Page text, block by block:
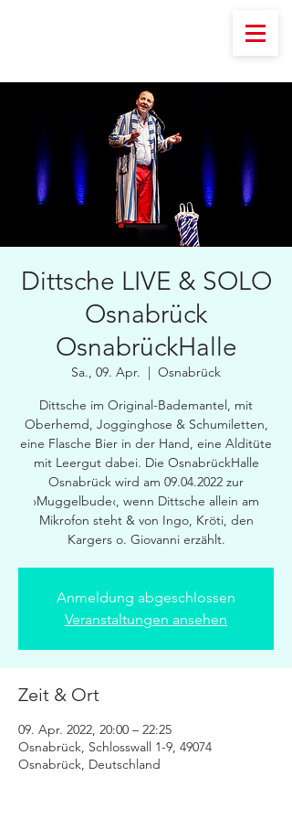
Dittsche LIVE & SOLO
Osnabrück
OsnabrückHalle
Sa., 09. Apr.
  |
Osnabrück
Dittsche im Original-Bademantel, mit
Oberhemd, Jogginghose & Schumiletten,
eine Flasche Bier in der Hand, eine Alditüte
mit Leergut dabei. Die OsnabrückHalle
Osnabrück wird am 09.04.2022 zur
›Muggelbude‹, wenn Dittsche allein am
Mikrofon steht & von Ingo, Kröti, den
Kargers o. Giovanni erzählt.
Anmeldung abgeschlossen
Veranstaltungen ansehen
Zeit & Ort
09. Apr. 2022, 20:00 – 22:25
Osnabrück, Schlosswall 1-9, 49074
Osnabrück, Deutschland